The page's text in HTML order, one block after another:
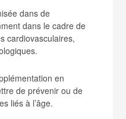
dans de
dans le cadre de
cardiovasculaires,
en
de prévenir ou de
liés à l’âge.